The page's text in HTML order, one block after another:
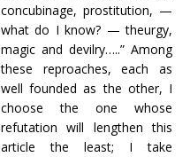
concubinage, prostitution, —
what do I know? — theurgy,
magic and devilry…..” Among
these reproaches, each as
well founded as the other, I
choose the one whose
refutation will lengthen this
article the least; I take